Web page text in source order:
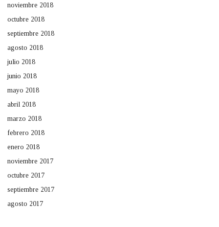
noviembre 2018
octubre 2018
septiembre 2018
agosto 2018
julio 2018
junio 2018
mayo 2018
abril 2018
marzo 2018
febrero 2018
enero 2018
noviembre 2017
octubre 2017
septiembre 2017
agosto 2017